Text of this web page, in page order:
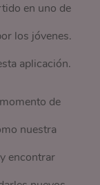
en uno de
los jóvenes.
aplicación.
de
nuestra
encontrar